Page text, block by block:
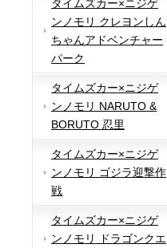
タイムズカー×ニジゲ
ンノモリ クレヨンしん
ちゃんアドベンチャー
パーク
タイムズカー×ニジゲ
ンノモリ NARUTO &
BORUTO 忍里
タイムズカー×ニジゲ
ンノモリ ゴジラ迎撃作
戦
タイムズカー×ニジゲ
ンノモリ ドラゴンクエ